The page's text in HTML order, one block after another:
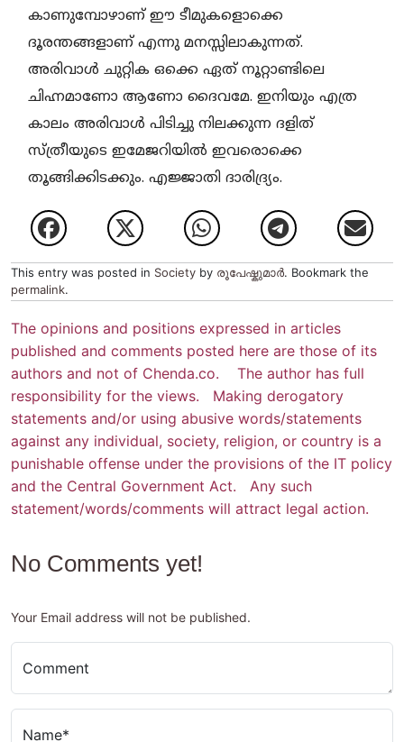
കാണുമ്പോഴാണ് ഈ ടീമുകളൊക്കെ
ദൂരന്തങ്ങളാണ് എന്നു മനസ്സിലാകുന്നത്.
അരിവാൾ ചുറ്റിക ഒക്കെ ഏത് നൂറ്റാണ്ടിലെ
ചിഹ്നമാണോ ആണോ ദൈവമേ. ഇനിയും എത്ര
കാലം അരിവാൾ പിടിച്ചു നിലക്കുന്ന ദളിത്
സ്ത്രീയുടെ ഇമേജറിയിൽ ഇവരൊക്കെ
തൂങ്ങിക്കിടക്കും. എജ്ജാതി ദാരിദ്ര്യം.
This entry was posted in Society by രൂപേഷ്കുമാര്‍. Bookmark the
permalink.
The opinions and positions expressed in articles
published and comments posted here are those of its
authors and not of Chenda.co. The author has full
responsibility for the views. Making derogatory
statements and/or using abusive words/statements
against any individual, society, religion, or country is a
punishable offense under the provisions of the IT policy
and the Central Government Act. Any such
statement/words/comments will attract legal action.
No Comments yet!
Your Email address will not be published.
Comment
Name*